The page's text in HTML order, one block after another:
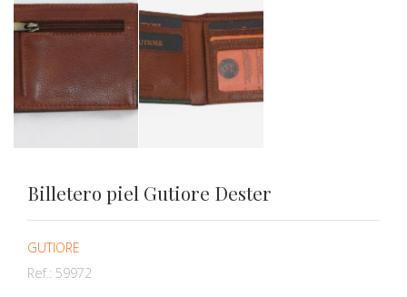
Billetero piel Gutiore Dester
GUTIORE
Ref.: 59972